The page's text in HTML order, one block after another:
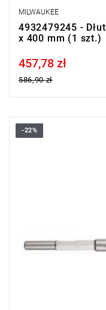
MILWAUKEE
4932479245 -
x 400 mm (1 szt.)
Price tax included
457,78 zł
586,90 zł
• Długość całkowita:
-22%